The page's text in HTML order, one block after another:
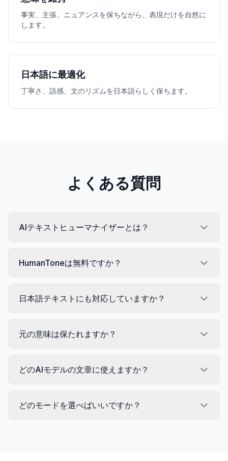
事実、主張、ニュアンスを保ちながら、表現だけを自然に
します。
日本語に最適化
丁寧さ、語感、文のリズムを日本語らしく保ちます。
よくある質問
AIテキストヒューマナイザーとは？
HumanToneは無料ですか？
日本語テキストにも対応していますか？
元の意味は保たれますか？
どのAIモデルの文章に使えますか？
どのモードを選べばいいですか？